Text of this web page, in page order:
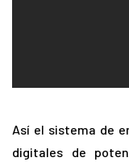
Así el sistema de
digitales de